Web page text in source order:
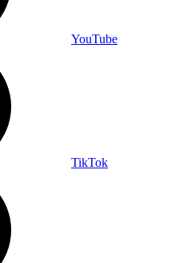
YouTube
TikTok